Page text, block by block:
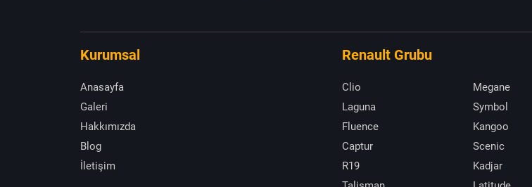
Kurumsal
Anasayfa
Galeri
Hakkımızda
Blog
İletişim
Renault Grubu
Clio
Megane
Laguna
Symbol
Fluence
Kangoo
Captur
Scenic
R19
Kadjar